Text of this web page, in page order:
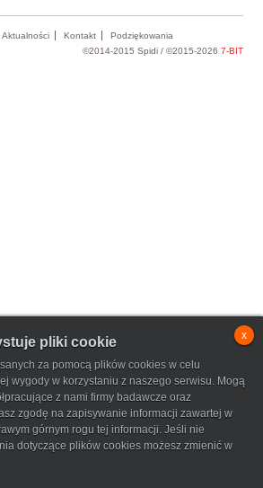
pliki cookie
za pomocą plików cookies w celu
wygody w korzystaniu z naszego serwisu. Mogą
z nami firmy badawcze oraz
zgodę na zapisywanie informacji zawartej w
górnym rogu tej informacji. Jeśli nie
dotyczące plików cookies możesz zmienić w
x
Aktualności Kontakt
Podziękowania
©2014-2015 Spidi / ©2015-2026 7-BIT